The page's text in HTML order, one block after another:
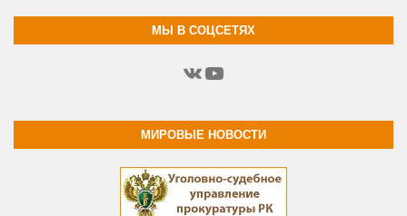
МЫ В СОЦСЕТЯХ
ВКонтакте
YouTube
МИРОВЫЕ НОВОСТИ